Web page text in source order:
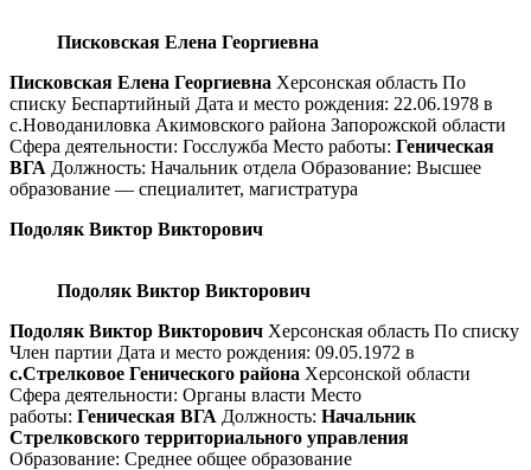
Писковская Елена Георгиевна
Писковская Елена Георгиевна Херсонская область По
списку Беспартийный Дата и место рождения: 22.06.1978 в
с.Новоданиловка Акимовского района Запорожской области
Сфера деятельности: Госслужба Место работы: Геническая
ВГА Должность: Начальник отдела Образование: Высшее
образование — специалитет, магистратура
Подоляк Виктор Викторович
Подоляк Виктор Викторович
Подоляк Виктор Викторович Херсонская область По списку
Член партии Дата и место рождения: 09.05.1972 в
с.Стрелковое Генического района Херсонской области
Сфера деятельности: Органы власти Место
работы: Геническая ВГА Должность: Начальник
Стрелковского территориального управления
Образование: Среднее общее образование